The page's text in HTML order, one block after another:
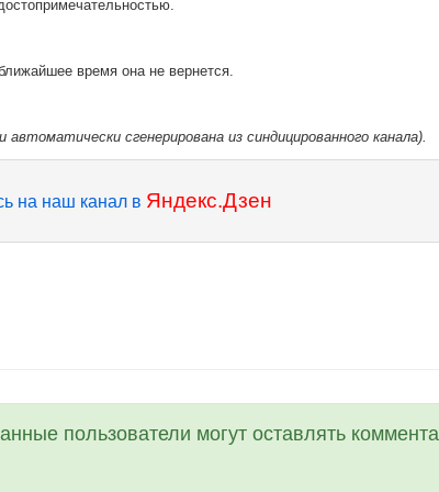
время она не вернется.
сгенерирована из синдицированного канала).
на наш канал в Яндекс.Дзен
пользователи могут оставлять